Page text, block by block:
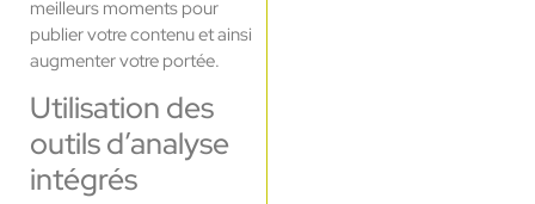
meilleurs moments pour
publier votre contenu et ainsi
augmenter votre portée.
Utilisation des
outils d’analyse
intégrés